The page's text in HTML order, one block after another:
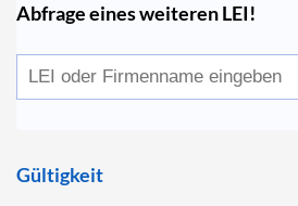
Abfrage eines weiteren LEI!
Gültigkeit